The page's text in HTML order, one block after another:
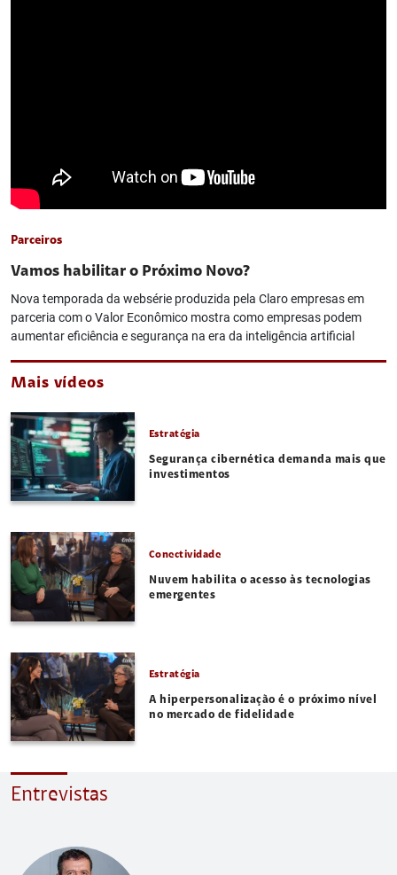
Parceiros
Vamos habilitar o Próximo Novo?
Nova temporada da websérie produzida pela Claro empresas em
parceria com o Valor Econômico mostra como empresas podem
aumentar eficiência e segurança na era da inteligência artificial
Mais vídeos
Estratégia
Segurança cibernética demanda mais que
investimentos
Conectividade
Nuvem habilita o acesso às tecnologias
emergentes
Estratégia
A hiperpersonalização é o próximo nível
no mercado de fidelidade
Entrevistas